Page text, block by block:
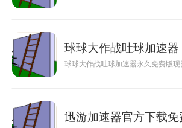
球球大作战吐球加速器
球球大作战吐球加速器永久免费版
迅游加速器官方下载免